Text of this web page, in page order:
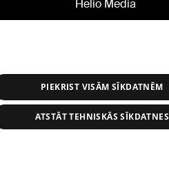
Helio Media
PIEKRIST VISĀM SĪKDATNĒM
ATSTĀT TEHNISKĀS SĪKDATNES